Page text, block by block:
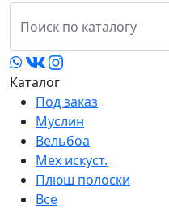
Каталог
Под заказ
Муслин
Вельбоа
Мех искуст.
Плюш полоски
Все